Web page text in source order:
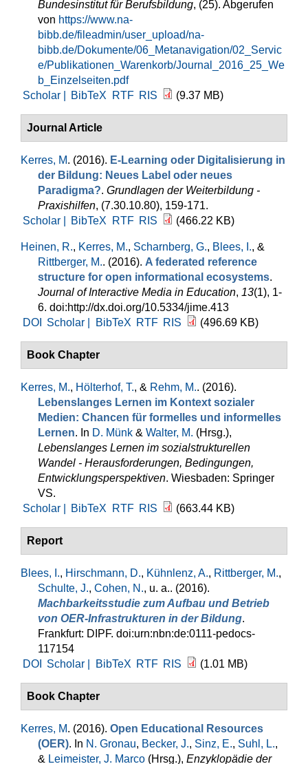
Bundesinstitut für Berufsbildung, (25). Abgerufen
von https://www.na-
bibb.de/fileadmin/user_upload/na-
bibb.de/Dokumente/06_Metanavigation/02_Servic
e/Publikationen_Warenkorb/Journal_2016_25_We
b_Einzelseiten.pdf
Scholar |
BibTeX RTF RIS (9.37 MB)
Journal Article
Kerres, M. (2016). E-Learning oder Digitalisierung in
der Bildung: Neues Label oder neues
Paradigma?. Grundlagen der Weiterbildung -
Praxishilfen, (7.30.10.80), 159-171.
Scholar |
BibTeX RTF RIS (466.22 KB)
Heinen, R., Kerres, M., Scharnberg, G., Blees, I., &
Rittberger, M.. (2016). A federated reference
structure for open informational ecosystems.
Journal of Interactive Media in Education, 13(1), 1-
6. doi:http://dx.doi.org/10.5334/jime.413
DOI
Scholar | BibTeX RTF RIS (496.69 KB)
Book Chapter
Kerres, M., Hölterhof, T., & Rehm, M.. (2016).
Lebenslanges Lernen im Kontext sozialer
Medien: Chancen für formelles und informelles
Lernen. In D. Münk & Walter, M. (Hrsg.),
Lebenslanges Lernen im sozialstrukturellen
Wandel - Herausforderungen, Bedingungen,
Entwicklungsperspektiven. Wiesbaden: Springer
VS.
Scholar |
BibTeX RTF RIS (663.44 KB)
Report
Blees, I., Hirschmann, D., Kühnlenz, A., Rittberger, M.,
Schulte, J., Cohen, N., u. a.. (2016).
Machbarkeitsstudie zum Aufbau und Betrieb
von OER-Infrastrukturen in der Bildung.
Frankfurt: DIPF. doi:urn:nbn:de:0111-pedocs-
117154
DOI
Scholar | BibTeX RTF RIS (1.01 MB)
Book Chapter
Kerres, M. (2016). Open Educational Resources
(OER). In N. Gronau, Becker, J., Sinz, E., Suhl, L.,
& Leimeister, J. Marco (Hrsg.), Enzyklopädie der